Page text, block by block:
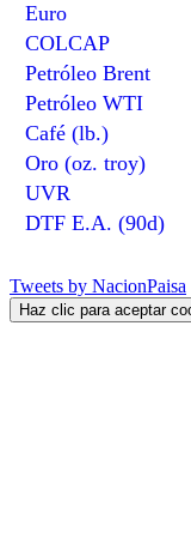
Euro
COLCAP
Petróleo Brent
Petróleo WTI
Café (lb.)
Oro (oz. troy)
UVR
DTF E.A. (90d)
Tweets by NacionPaisa
Haz clic para aceptar